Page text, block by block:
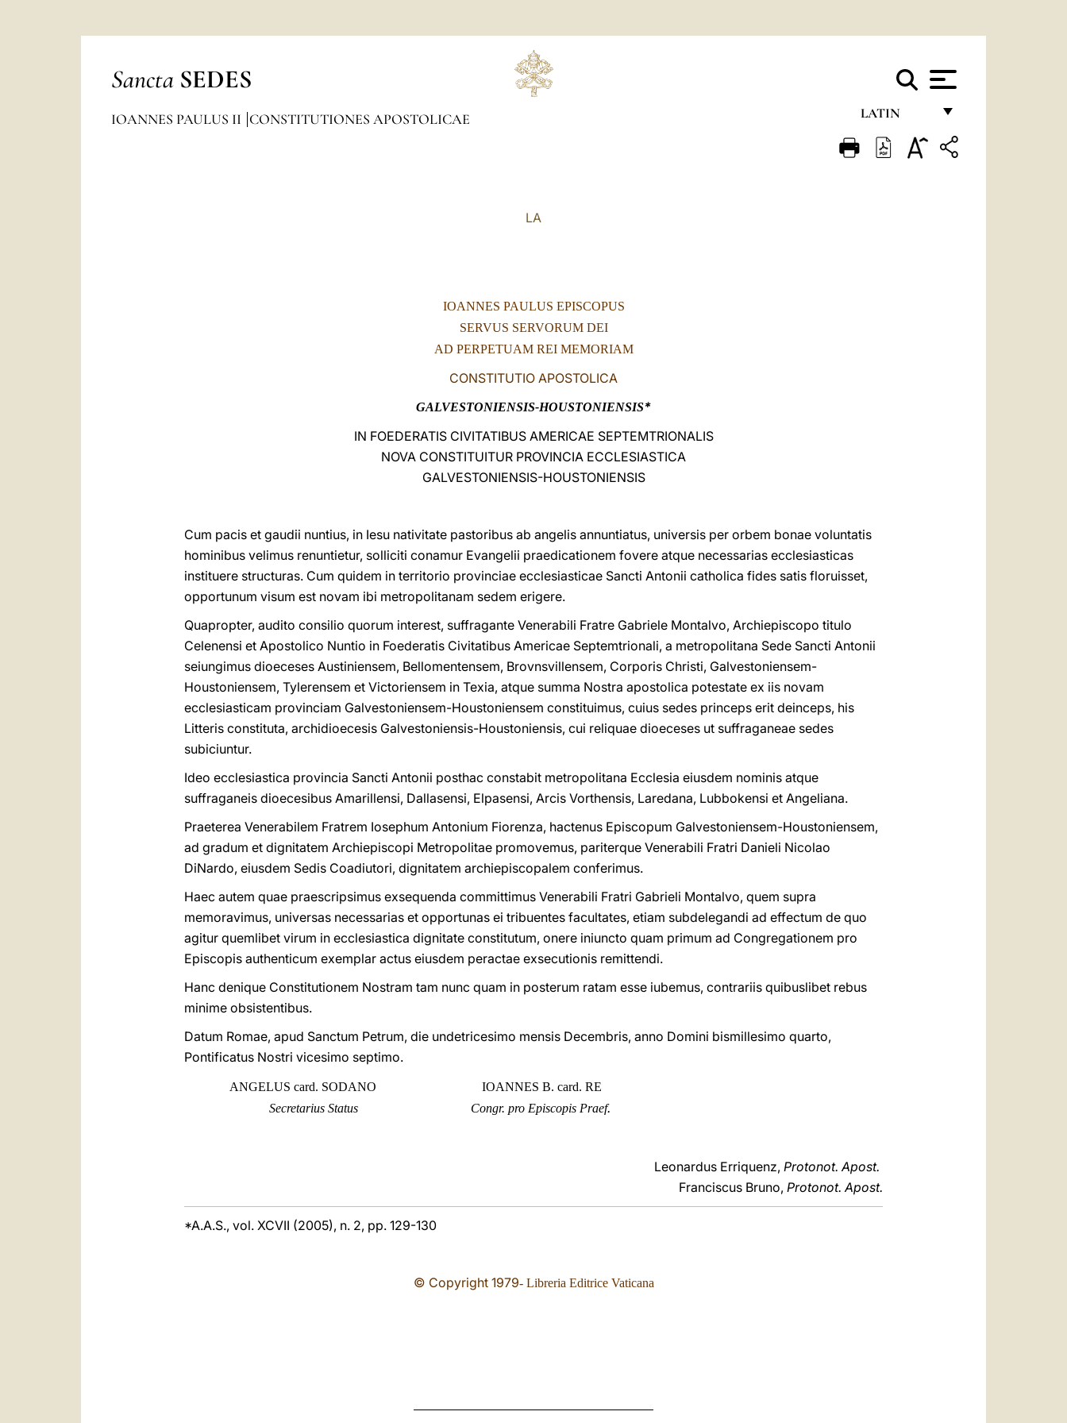
Sancta SEDES
LATIN
FRANÇAIS
IOANNES PAULUS II CONSTITUTIONES APOSTOLICAE
LA
IOANNES PAULUS EPISCOPUS
SERVUS SERVORUM DEI
AD PERPETUAM REI MEMORIAM
CONSTITUTIO APOSTOLICA
GALVESTONIENSIS-HOUSTONIENSIS*
IN FOEDERATIS CIVITATIBUS AMERICAE SEPTEMTRIONALIS
NOVA CONSTITUITUR PROVINCIA ECCLESIASTICA
GALVESTONIENSIS-HOUSTONIENSIS
Cum pacis et gaudii nuntius, in Iesu nativitate pastoribus ab angelis annuntiatus, universis per orbem bonae voluntatis
hominibus velimus renuntietur, solliciti conamur Evangelii praedicationem fovere atque necessarias ecclesiasticas
instituere structuras. Cum quidem in territorio provinciae ecclesiasticae Sancti Antonii catholica fides satis floruisset,
opportunum visum est novam ibi metropolitanam sedem erigere.
Quapropter, audito consilio quorum interest, suffragante Venerabili Fratre Gabriele Montalvo, Archiepiscopo titulo
Celenensi et Apostolico Nuntio in Foederatis Civitatibus Americae Septemtrionali, a metropolitana Sede Sancti Antonii
seiungimus dioeceses Austiniensem, Bellomentensem, Brovnsvillensem, Corporis Christi, Galvestoniensem-
Houstoniensem, Tylerensem et Victoriensem in Texia, atque summa Nostra apostolica potestate ex iis novam
ecclesiasticam provinciam Galvestoniensem-Houstoniensem constituimus, cuius sedes princeps erit deinceps, his
Litteris constituta, archidioecesis Galvestoniensis-Houstoniensis, cui reliquae dioeceses ut suffraganeae sedes
subiciuntur.
Ideo ecclesiastica provincia Sancti Antonii posthac constabit metropolitana Ecclesia eiusdem nominis atque
suffraganeis dioecesibus Amarillensi, Dallasensi, Elpasensi, Arcis Vorthensis, Laredana, Lubbokensi et Angeliana.
Praeterea Venerabilem Fratrem Iosephum Antonium Fiorenza, hactenus Episcopum Galvestoniensem-Houstoniensem,
ad gradum et dignitatem Archiepiscopi Metropolitae promovemus, pariterque Venerabili Fratri Danieli Nicolao
DiNardo, eiusdem Sedis Coadiutori, dignitatem archiepiscopalem conferimus.
Haec autem quae praescripsimus exsequenda committimus Venerabili Fratri Gabrieli Montalvo, quem supra
memoravimus, universas necessarias et opportunas ei tribuentes facultates, etiam subdelegandi ad effectum de quo
agitur quemlibet virum in ecclesiastica dignitate constitutum, onere iniuncto quam primum ad Congregationem pro
Episcopis authenticum exemplar actus eiusdem peractae exsecutionis remittendi.
Hanc denique Constitutionem Nostram tam nunc quam in posterum ratam esse iubemus, contrariis quibuslibet rebus
minime obsistentibus.
Datum Romae, apud Sanctum Petrum, die undetricesimo mensis Decembris, anno Domini bismillesimo quarto,
Pontificatus Nostri vicesimo septimo.
ANGELUS card. SODANO
Secretarius Status
IOANNES B. card. RE
Congr. pro Episcopis Praef.
Leonardus Erriquenz, Protonot. Apost.
Franciscus Bruno, Protonot. Apost.
*A.A.S., vol. XCVII (2005), n. 2, pp. 129-130
© Copyright 1979- Libreria Editrice Vaticana